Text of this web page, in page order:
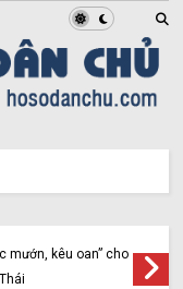
mướn, kêu oan” cho